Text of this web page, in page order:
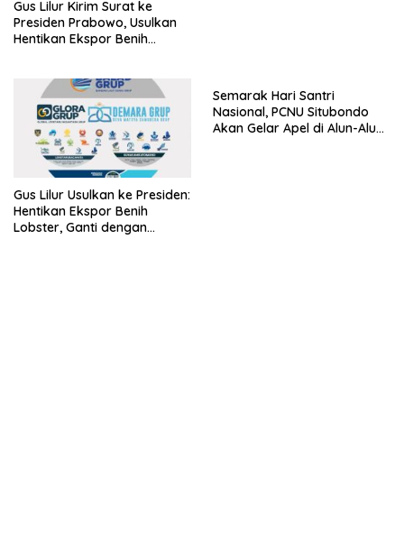
Gus Lilur Kirim Surat ke
Presiden Prabowo, Usulkan
Hentikan Ekspor Benih
Gus Lilur Usulkan ke Presiden:
Hentikan Ekspor Benih
Lobster, Ganti dengan
Semarak Hari Santri
Nasional, PCNU Situbondo
Akan Gelar Apel di Alun-Alun